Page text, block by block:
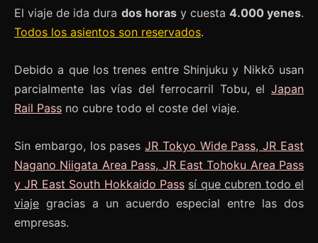
El viaje de ida dura dos horasy cuesta 4.000 yenes.
Todos los asientos son reservados.
Debido a que los trenes entre Shinjuku y Nikkō usan
parcialmente las vías del ferrocarril Tobu, el Japan
Rail Pass no cubre todo el coste del viaje.
Sin embargo, los pasesJR Tokyo Wide Pass, JR East
Nagano Niigata Area Pass, JR East Tohoku Area Pass
y JR East South Hokkaido Pass sí que cubren todo el
viaje gracias a un acuerdo especial entre las dos
empresas.